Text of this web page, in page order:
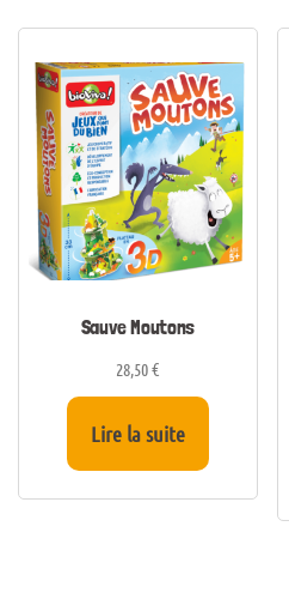
Sauve Moutons
28,50€
Lire la suite